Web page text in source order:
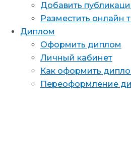
Добавить
Разместить онлайн
Диплом
Оформить диплом
Личный кабинет
Как оформить
Переоформление